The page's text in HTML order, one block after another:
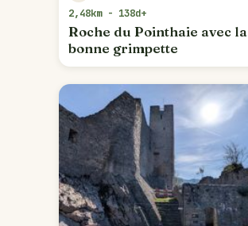
2,48km - 138d+
Roche du Pointhaie avec la
bonne grimpette